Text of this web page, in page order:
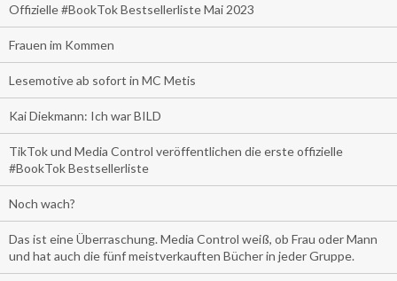
Offizielle #BookTok Bestsellerliste Mai 2023
Frauen im Kommen
Lesemotive ab sofort in MC Metis
Kai Diekmann: Ich war BILD
TikTok und Media Control veröffentlichen die erste offizielle
#BookTok Bestsellerliste
Noch wach?
Das ist eine Überraschung. Media Control weiß, ob Frau oder Mann
und hat auch die fünf meistverkauften Bücher in jeder Gruppe.